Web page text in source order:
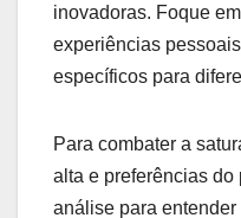
inovadoras. Foque
experiências
específicos para
Para combater a
alta e preferências
análise para